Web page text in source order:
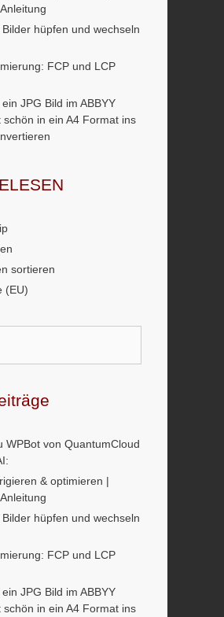
hüpfen und wechseln
FCP und LCP
JPG Bild im ABBYY
in ein A4 Format ins
sortieren
(EU)
WPBot von QuantumCloud
& optimieren |
hüpfen und wechseln
FCP und LCP
JPG Bild im ABBYY
in ein A4 Format ins